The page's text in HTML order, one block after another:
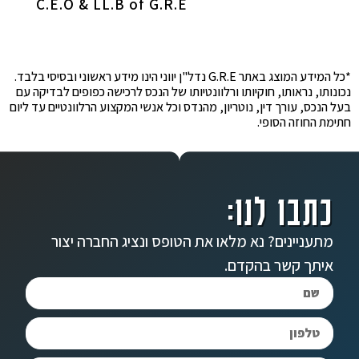
C.E.O & LL.B of G.R.E
*כל המידע המוצג באתר G.R.E נדל"ן יווני הינו מידע ראשוני ובסיסי בלבד.
נכונותו, נראותו, חוקיותו ורלוונטיותו של הנכס לרכישה כפופים לבדיקה עם
בעל הנכס, עורך דין, נוטריון, מהנדס וכל אנשי המקצוע הרלוונטיים עד ליום
חתימת החוזה הסופי.
כתבו לנו:
מתעניינים? נא מלאו את הטופס ונציג החברה יצור
איתך קשר בהקדם.